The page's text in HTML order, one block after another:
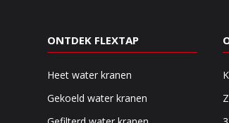
ONTDEK FLEXTAP
Heet water kranen
Gekoeld water kranen